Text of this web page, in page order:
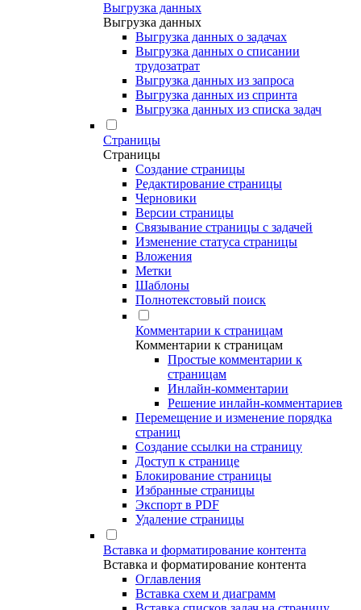
Выгрузка данных
Выгрузка данных
Выгрузка данных о задачах
Выгрузка данных о списании
трудозатрат
Выгрузка данных из запроса
Выгрузка данных из спринта
Выгрузка данных из списка задач
Страницы
Страницы
Создание страницы
Редактирование страницы
Черновики
Версии страницы
Связывание страницы с задачей
Изменение статуса страницы
Вложения
Метки
Шаблоны
Полнотекстовый поиск
Комментарии к страницам
Комментарии к страницам
Простые комментарии к
страницам
Инлайн-комментарии
Решение инлайн-комментариев
Перемещение и изменение порядка
страниц
Создание ссылки на страницу
Доступ к странице
Блокирование страницы
Избранные страницы
Экспорт в PDF
Удаление страницы
Вставка и форматирование контента
Вставка и форматирование контента
Оглавления
Вставка схем и диаграмм